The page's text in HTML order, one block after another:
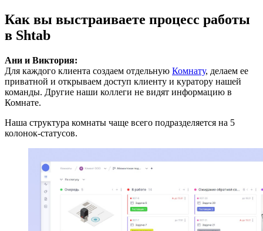
Как вы выстраиваете процесс работы
в Shtab
Ани и Виктория:
Для каждого клиента создаем отдельную Комнату, делаем ее
приватной и открываем доступ клиенту и куратору нашей
команды. Другие наши коллеги не видят информацию в
Комнате.
Наша структура комнаты чаще всего подразделяется на 5
колонок-статусов.